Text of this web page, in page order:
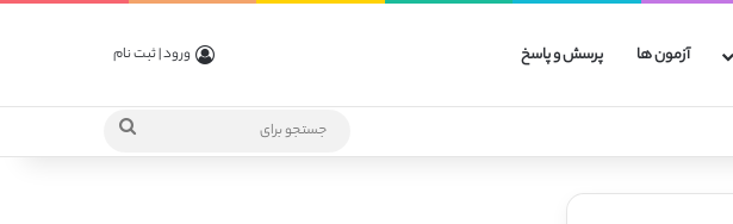
آزمون ها پرسش و پاسخ ورود | ثبت نام
جستجو